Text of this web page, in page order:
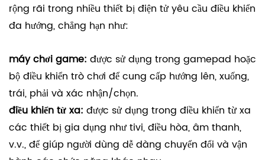
rộng rãi trong nhiều thiết bị điện tử yêu cầu điều khiển
đa hướng, chẳng hạn như:
máy chơi game: được sử dụng trong gamepad hoặc
bộ điều khiển trò chơi để cung cấp hướng lên, xuống,
trái, phải và xác nhận/chọn.
điều khiển từ xa: được sử dụng trong điều khiển từ xa
các thiết bị gia dụng như tivi, điều hòa, âm thanh,
v.v., để giúp người dùng dễ dàng chuyển đổi và vận